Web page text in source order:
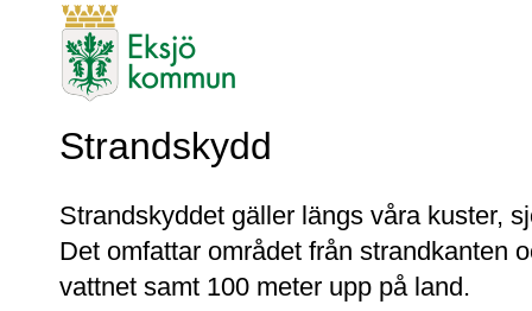
Strandskydd
Strandskyddet gäller längs våra kuster,
Det omfattar området från strandkanten
vattnet samt 100 meter upp på land.